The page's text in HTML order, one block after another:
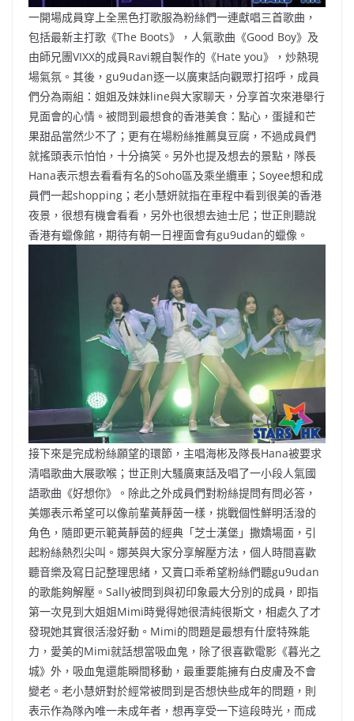
一開場成員穿上全黑色打歌服為粉絲們一連獻唱三首歌曲，
包括最新主打歌《The Boots》，人氣歌曲《Good Boy》及
由師兄團VIXX的成員Ravi親自製作的《Hate you》，炒熱現
場氣氛。其後，gu9udan逐一以廣東話向觀眾打招呼，成員
們分為兩組：姐姐及妹妹line與大家聊天，分享首次來港舉行
見面會的心情。被問到最想食的香港美食：點心，蛋撻和芒
果甜品當然少不了；更有在場粉絲推薦臭豆腐，不過成員們
就搖頭表示怕怕，十分搞笑。另外也提及想去的景點，隊長
Hana表示想去看看有名的Soho區及乘坐纜車；Soyee想和成
員們一起shopping；老小慧妍就指在車程中看到很美的香港
夜景，很想有機會看看，另外也很想去迪士尼；世正則聽說
香港有蠟像館，期待有朝一日裡面會有gu9udan的蠟像。
接下來是完成粉絲願望的環節，主唱海彬及隊長Hana被要求
清唱歌曲大展歌喉；世正則大騷廣東話及唱了一小段人氣國
語歌曲《好想你》。除此之外成員們對粉絲提問有問必答，
美娜表示希望可以像前輩黃靜茵一樣，挑戰個性鮮明活潑的
角色，隨即更示範黃靜茵的經典「芝士漢堡」撒嬌場面，引
起粉絲熱烈尖叫。娜英與大家分享解壓方法，個人時間喜歡
聽音樂及寫日記整理思緒，又賣口乖希望粉絲們聽gu9udan
的歌能夠解壓。Sally被問到與初印象最大分別的成員，即指
第一次見到大姐姐Mimi時覺得她很清純很斯文，相處久了才
發現她其實很活潑好動。Mimi的問題是最想有什麼特殊能
力，愛美的Mimi就話想當吸血鬼，除了很喜歡電影《暮光之
城》外，吸血鬼還能瞬間移動，最重要能擁有白皮膚及不會
變老。老小慧妍對於經常被問到是否想快些成年的問題，則
表示作為隊內唯一未成年者，想再享受一下這段時光，而成